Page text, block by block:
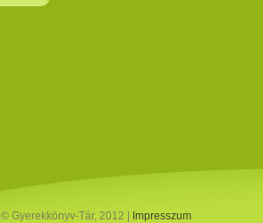
© Gyerekkönyv-Tár, 2012 | Impresszum